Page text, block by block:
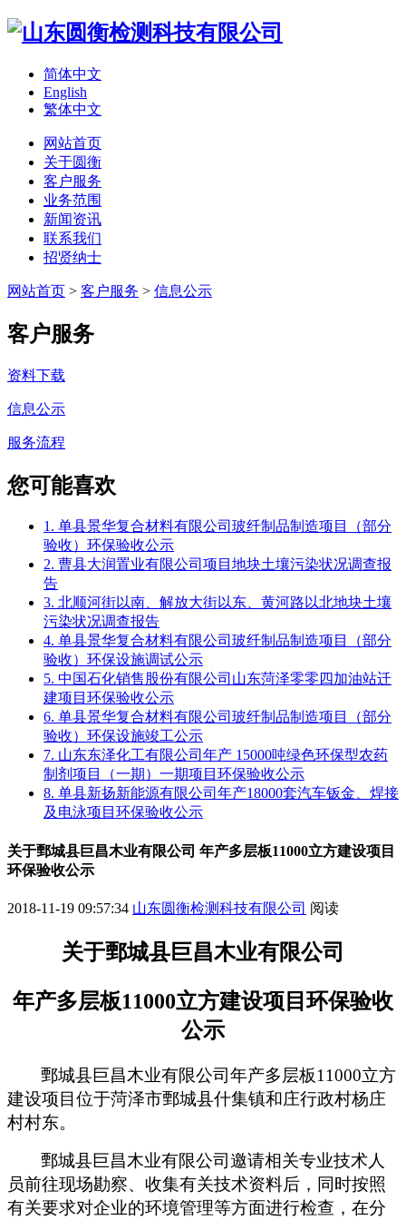
简体中文
English
繁体中文
网站首页
关于圆衡
客户服务
业务范围
新闻资讯
联系我们
招贤纳士
网站首页 > 客户服务 > 信息公示
客户服务
资料下载
信息公示
服务流程
您可能喜欢
1. 单县景华复合材料有限公司玻纤制品制造项目（部分
验收）环保验收公示
2. 曹县大润置业有限公司项目地块土壤污染状况调查报
告
3. 北顺河街以南、解放大街以东、黄河路以北地块土壤
污染状况调查报告
4. 单县景华复合材料有限公司玻纤制品制造项目（部分
验收）环保设施调试公示
5. 中国石化销售股份有限公司山东菏泽零零四加油站迁
建项目环保验收公示
6. 单县景华复合材料有限公司玻纤制品制造项目（部分
验收）环保设施竣工公示
7. 山东东泽化工有限公司年产 15000吨绿色环保型农药
制剂项目（一期）一期项目环保验收公示
8. 单县新扬新能源有限公司年产18000套汽车钣金、焊接
及电泳项目环保验收公示
关于鄄城县巨昌木业有限公司 年产多层板11000立方建设项目
环保验收公示
2018-11-19 09:57:34 山东圆衡检测科技有限公司 阅读
关于鄄城县巨昌木业有限公司
年产多层板11000立方建设项目环保验收
公示
鄄城县巨昌木业有限公司年产多层板11000立方
建设项目位于菏泽市鄄城县什集镇和庄行政村杨庄
村村东。
鄄城县巨昌木业有限公司邀请相关专业技术人
员前往现场勘察、收集有关技术资料后，同时按照
有关要求对企业的环境管理等方面进行检查，在分